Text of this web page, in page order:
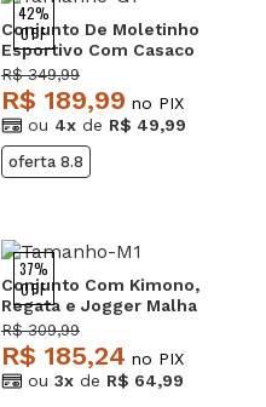
42%
OFF
Conjunto De Moletinho
Esportivo Com Casaco
Capuz E Calça Jogger
Bege Salvatore
R$ 349,99
R$ 189,99 no PIX
ou 4x de R$ 49,99
oferta 8.8
37%
OFF
Conjunto Com Kimono,
Regata e Jogger Malha
Preto Salvatore
R$ 309,99
R$ 185,24 no PIX
ou 3x de R$ 64,99